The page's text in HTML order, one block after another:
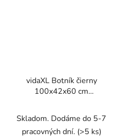
vidaXL Botník čierny
100x42x60 cm
Skladom. Dodáme do 5-7
pracovných dní. (>5 ks)